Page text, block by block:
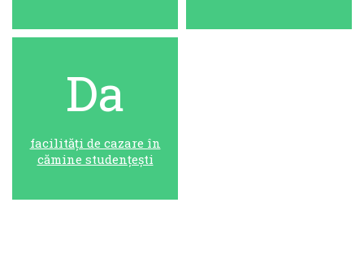
Da
facilități de cazare în
cămine studențești